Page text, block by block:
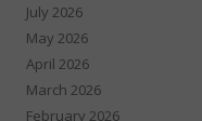
July 2026
May 2026
April 2026
March 2026
February 2026